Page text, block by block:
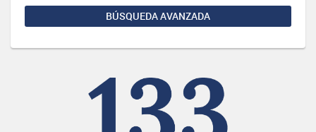
BÚSQUEDA AVANZADA